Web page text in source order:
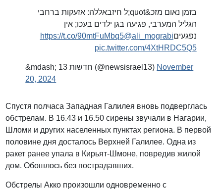
בזמן נאום מזכ&quot;ל חיזבאללה: אזעקות ברחבי
הגליל המערבי, פגיעה בגן ילדים בעכו; אין
נפגעים
https://t.co/90mtFuMbq5@ali_mograbi
pic.twitter.com/4XtHRDC5Q5
&mdash; חדשות 13 (@newsisrael13) November
20, 2024
Спустя полчаса Западная Галилея вновь подверглась
обстрелам. В 16.43 и 16.50 сирены звучали в Нагарии,
Шломи и других населенных пунктах региона. В первой
половине дня досталось Верхней Галилее. Одна из
ракет ранее упала в Кирьят-Шмоне, повредив жилой
дом. Обошлось без пострадавших.
Обстрелы Акко произошли одновременно с